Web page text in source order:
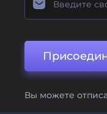
Вы можете